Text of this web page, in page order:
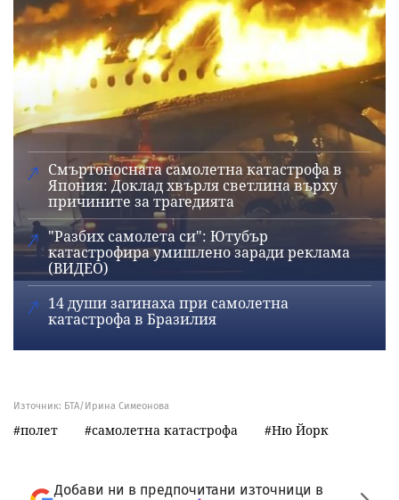
Смъртоносната самолетна катастрофа в
Япония: Доклад хвърля светлина върху
причините за трагедията
"Разбих самолета си": Ютубър
катастрофира умишлено заради реклама
(ВИДЕО)
14 души загинаха при самолетна
катастрофа в Бразилия
Източник: БТА/Ирина Симеонова
полет самолетна катастрофа Ню Йорк
Добави ни в предпочитани източници в